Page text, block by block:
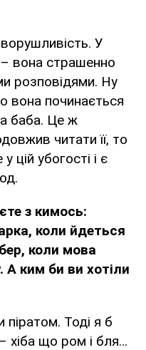
У
– вона страшенно
розповідями. Ну
вона починається
баба. Це ж
читати її, то
цій убогості і є
з кимось:
коли йдеться
коли мова
А ким би ви хотіли
піратом. Тоді я б
хіба що ром і бля…